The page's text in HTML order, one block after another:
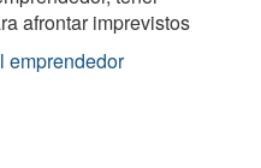
afrontar imprevistos
emprendedor